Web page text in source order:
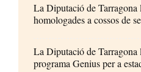
La Diputació de
homologades a cossos de
La Diputació de Tarragona
programa Genius per a